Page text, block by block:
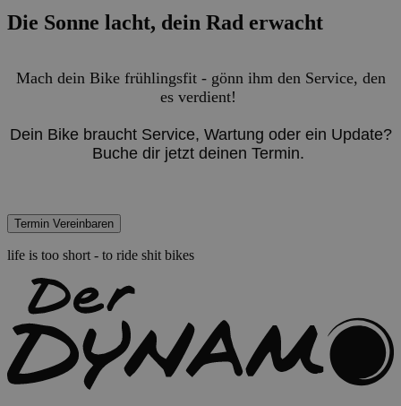
Die Sonne lacht, dein Rad erwacht
Mach dein Bike frühlingsfit - gönn ihm den Service, den
es verdient!
Dein Bike braucht Service, Wartung oder ein Update?
Buche dir jetzt deinen Termin.
life is too short - to ride shit bikes